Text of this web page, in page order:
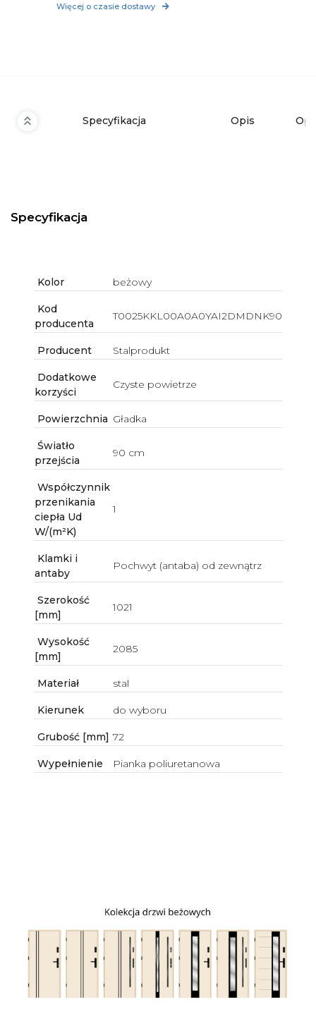
Więcej o czasie dostawy
Specyfikacja Opis
Specyfikacja
Kolor beżowy
Kod
producenta
T0025KKL00A0A0YAI2DMDNK90
Producent Stalprodukt
Dodatkowe
korzyści
Czyste powietrze
Powierzchnia Gładka
Światło
przejścia
90 cm
Współczynnik
przenikania
ciepła Ud
W/(m²K)
1
Klamki i
antaby
Pochwyt (antaba) od zewnątrz
Szerokość
[mm]
1021
Wysokość
[mm]
2085
Materiał stal
Kierunek do wyboru
Grubość [mm] 72
Wypełnienie Pianka poliuretanowa